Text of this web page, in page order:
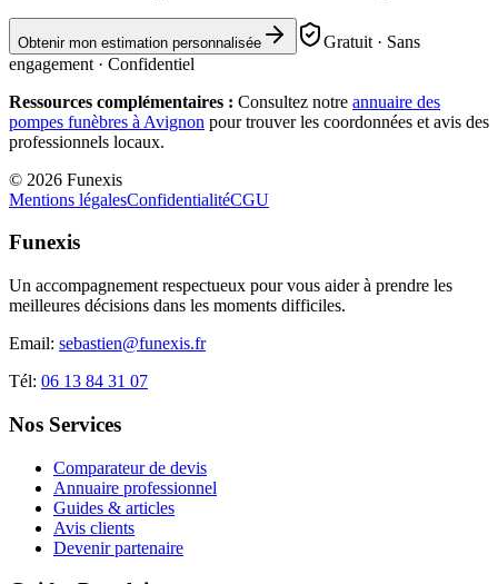
Obtenir mon estimation personnalisée
Gratuit · Sans
engagement · Confidentiel
Ressources complémentaires : Consultez notre annuaire des
pompes funèbres à Avignon pour trouver les coordonnées et avis des
professionnels locaux.
© 2026 Funexis
Mentions légalesConfidentialitéCGU
Funexis
Un accompagnement respectueux pour vous aider à prendre les
meilleures décisions dans les moments difficiles.
Email: sebastien@funexis.fr
Tél: 06 13 84 31 07
Nos Services
Comparateur de devis
Annuaire professionnel
Guides & articles
Avis clients
Devenir partenaire